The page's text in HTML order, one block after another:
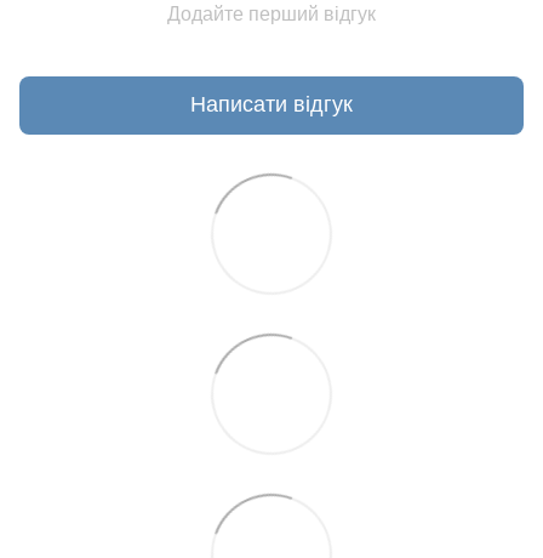
Додайте перший відгук
Написати відгук